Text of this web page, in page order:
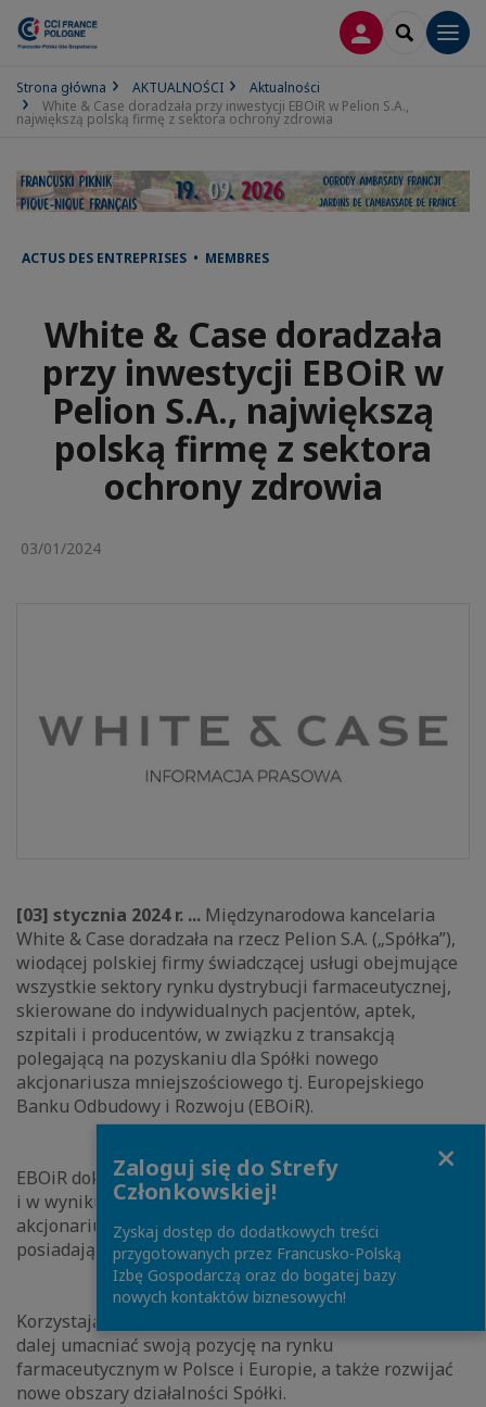
LOGOWANIE
SEARCH
Strona główna AKTUALNOŚCI
Aktualności
White & Case doradzała przy inwestycji EBOiR w Pelion S.A.,
największą polską firmę z sektora ochrony zdrowia
ACTUS DES ENTREPRISES • MEMBRES
White & Case doradzała
przy inwestycji EBOiR w
Pelion S.A., największą
polską firmę z sektora
ochrony zdrowia
03/01/2024
[03] stycznia 2024 r. ... Międzynarodowa kancelaria
White & Case doradzała na rzecz Pelion S.A. („Spółka”),
wiodącej polskiej firmy świadczącej usługi obejmujące
wszystkie sektory rynku dystrybucji farmaceutycznej,
skierowane do indywidualnych pacjentów, aptek,
szpitali i producentów, w związku z transakcją
polegającą na pozyskaniu dla Spółki nowego
akcjonariusza mniejszościowego tj. Europejskiego
Banku Odbudowy i Rozwoju (EBOiR).
EBOiR dokapitalizował Spółkę o dodatkowe 25 mln EUR
i w wyniku realizacji inwestycji zostanie
akcjonariuszem mniejszościowym Pelion S.A.
posiadającym 4,35% akcji Spółki.
Korzystając ze wsparcia EBOiR, Pelion S.A. będzie mógł
dalej umacniać swoją pozycję na rynku
farmaceutycznym w Polsce i Europie, a także rozwijać
nowe obszary działalności Spółki.
Zaloguj się do Strefy
Członkowskiej!
Zyskaj dostęp do dodatkowych treści
przygotowanych przez Francusko-Polską
Izbę Gospodarczą oraz do bogatej bazy
nowych kontaktów biznesowych!